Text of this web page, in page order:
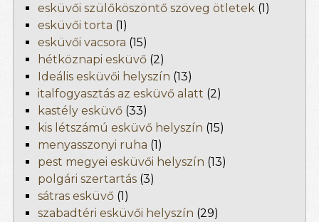
esküvői szülőköszöntő szöveg ötletek (1)
esküvői torta (1)
esküvői vacsora (15)
hétköznapi esküvő (2)
Ideális esküvői helyszín (13)
italfogyasztás az esküvő alatt (2)
kastély esküvő (33)
kis létszámú esküvő helyszín (15)
menyasszonyi ruha (1)
pest megyei esküvői helyszín (13)
polgári szertartás (3)
sátras esküvő (1)
szabadtéri esküvői helyszín (29)